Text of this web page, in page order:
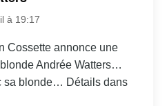
à 19:17
Cossette annonce une
Andrée Watters…
sa blonde… Détails dans